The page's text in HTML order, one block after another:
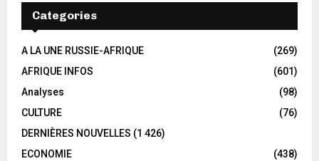
Categories
A LA UNE RUSSIE-AFRIQUE
(269)
AFRIQUE INFOS
(601)
Analyses
(98)
CULTURE
(76)
DERNIÈRES NOUVELLES (1 426)
ECONOMIE
(438)